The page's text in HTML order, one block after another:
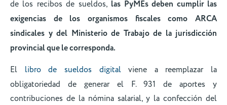
de los recibos de sueldos, las PyMEs deben cumplir las
exigencias de los organismos fiscales como ARCA
sindicales y del Ministerio de Trabajo de la jurisdicción
provincial que le corresponda.
El libro de sueldos digitalviene a reemplazar la
obligatoriedad de generar el F. 931 de aportes y
contribuciones de la nómina salarial, y la confección del